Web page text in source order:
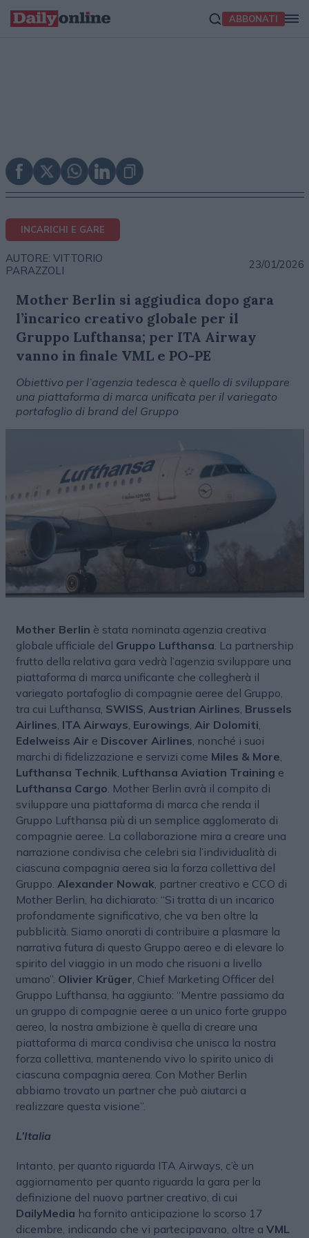
ABBONATI
INCARICHI E GARE
AUTORE: VITTORIO
PARAZZOLI
23/01/2026
Mother Berlin si aggiudica dopo gara
l’incarico creativo globale per il
Gruppo Lufthansa; per ITA Airway
vanno in finale VML e PO-PE
Obiettivo per l’agenzia tedesca è quello di sviluppare
una piattaforma di marca unificata per il variegato
portafoglio di brand del Gruppo
Mother Berlin è stata nominata agenzia creativa
globale ufficiale del Gruppo Lufthansa . La partnership
frutto della relativa gara vedrà l’agenzia sviluppare una
piattaforma di marca unificante che collegherà il
variegato portafoglio di compagnie aeree del Gruppo,
tra cui Lufthansa, SWISS Austrian Airlines Brussels
Airlines ITA Airways Eurowings Air Dolomiti
Edelweiss Air e Discover Airlines , nonché i suoi
marchi di fidelizzazione e servizi come Miles & More
Lufthansa Technik Lufthansa Aviation Training e
Lufthansa Cargo . Mother Berlin avrà il compito di
sviluppare una piattaforma di marca che renda il
Gruppo Lufthansa più di un semplice agglomerato di
compagnie aeree. La collaborazione mira a creare una
narrazione condivisa che celebri sia l’individualità di
ciascuna compagnia aerea sia la forza collettiva del
Gruppo. Alexander Nowak , partner creativo e CCO di
Mother Berlin, ha dichiarato: “Si tratta di un incarico
profondamente significativo, che va ben oltre la
pubblicità. Siamo onorati di contribuire a plasmare la
narrativa futura di questo Gruppo aereo e di elevare lo
spirito del viaggio in un modo che risuoni a livello
umano”. Olivier Krüger , Chief Marketing Officer del
Gruppo Lufthansa, ha aggiunto: “Mentre passiamo da
un gruppo di compagnie aeree a un unico forte gruppo
aereo, la nostra ambizione è quella di creare una
piattaforma di marca condivisa che unisca la nostra
forza collettiva, mantenendo vivo lo spirito unico di
ciascuna compagnia aerea. Con Mother Berlin
abbiamo trovato un partner che può aiutarci a
realizzare questa visione”.
L’Italia
Intanto, per quanto riguarda ITA Airways, c’è un
aggiornamento per quanto riguarda la gara per la
definizione del nuovo partner creativo, di cui
DailyMedia ha fornito anticipazione lo scorso 17
dicembre, indicando che vi partecipavano, oltre a VML